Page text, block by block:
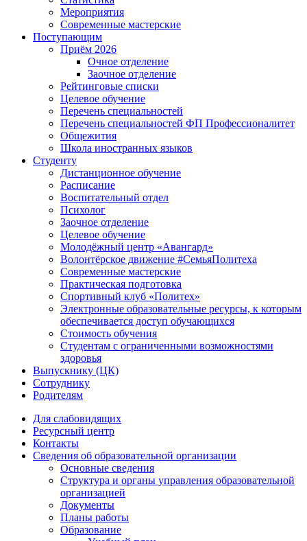
Мероприятия
Современные мастерские
Поступающим
Приём 2026
Очное отделение
Заочное отделение
Рейтинговые списки
Целевое обучение
Перечень специальностей
Перечень специальностей ФП Профессионалитет
Общежития
Школа иностранных языков
Студенту
Дистанционное обучение
Расписание
Воспитательный отдел
Психолог
Заочное отделение
Целевое обучение
Молодёжный центр «Авангард»
Волонтёрское движение #СемьяПолитеха
Современные мастерские
Практическая подготовка
Спортивный клуб «Политех»
Электронные образовательные ресурсы, к которым
обеспечивается доступ обучающихся
Стоимость обучения
Студентам с ограниченными возможностями
здоровья
Выпускнику (ЦК)
Сотруднику
Родителям
Для слабовидящих
Ресурсный центр
Контакты
Сведения об образовательной организации
Основные сведения
Структура и органы управления образовательной
организацией
Документы
Планы работы
Образование